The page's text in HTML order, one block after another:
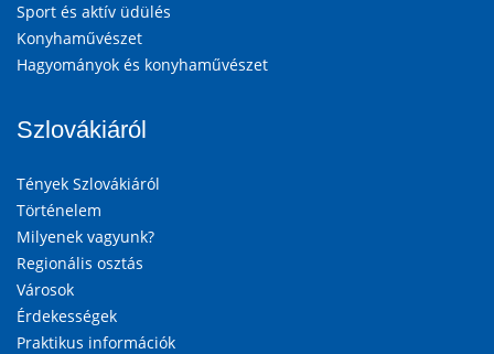
Sport és aktív üdülés
Konyhaművészet
Hagyományok és konyhaművészet
Szlovákiáról
Tények Szlovákiáról
Történelem
Milyenek vagyunk?
Regionális osztás
Városok
Érdekességek
Praktikus információk